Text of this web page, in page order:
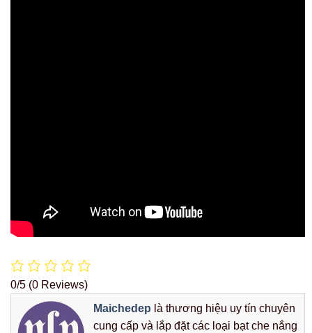
0/5 (0 Reviews)
Maichedep là thương hiệu uy tín chuyên
cung cấp và lắp đặt các loại bạt che nắng